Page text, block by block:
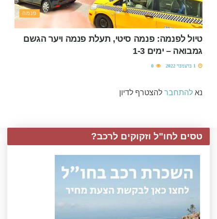
פנמה
טיול לפנמה: פנמה סיטי, תעלת פנמה ויער הגשם
גמבואה – ימים 1-3
נא להתחבר להצטרף לדיון
טסים לחו"ל וזקוקים לרכב?